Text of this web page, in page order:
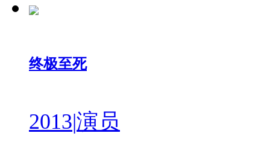
终极至死
2013|演员